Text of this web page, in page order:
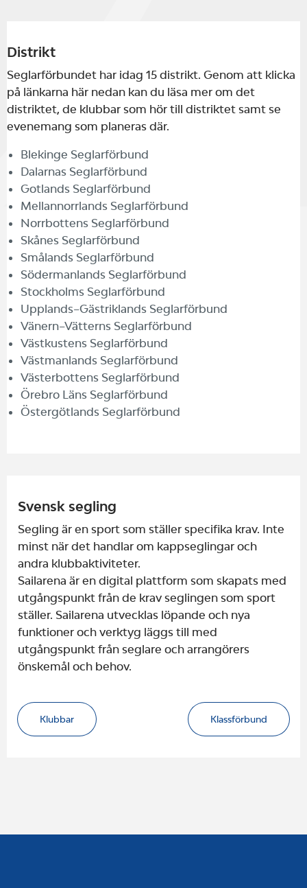
Distrikt
Seglarförbundet har idag 15 distrikt. Genom att klicka
på länkarna här nedan kan du läsa mer om det
distriktet, de klubbar som hör till distriktet samt se
evenemang som planeras där.
Blekinge Seglarförbund
Dalarnas Seglarförbund
Gotlands Seglarförbund
Mellannorrlands Seglarförbund
Norrbottens Seglarförbund
Skånes Seglarförbund
Smålands Seglarförbund
Södermanlands Seglarförbund
Stockholms Seglarförbund
Upplands–Gästriklands Seglarförbund
Vänern–Vätterns Seglarförbund
Västkustens Seglarförbund
Västmanlands Seglarförbund
Västerbottens Seglarförbund
Örebro Läns Seglarförbund
Östergötlands Seglarförbund
Svensk segling
Segling är en sport som ställer specifika krav. Inte
minst när det handlar om kappseglingar och
andra klubbaktiviteter.
Sailarena är en digital plattform som skapats med
utgångspunkt från de krav seglingen som sport
ställer. Sailarena utvecklas löpande och nya
funktioner och verktyg läggs till med
utgångspunkt från seglare och arrangörers
önskemål och behov.
Klubbar Klassförbund